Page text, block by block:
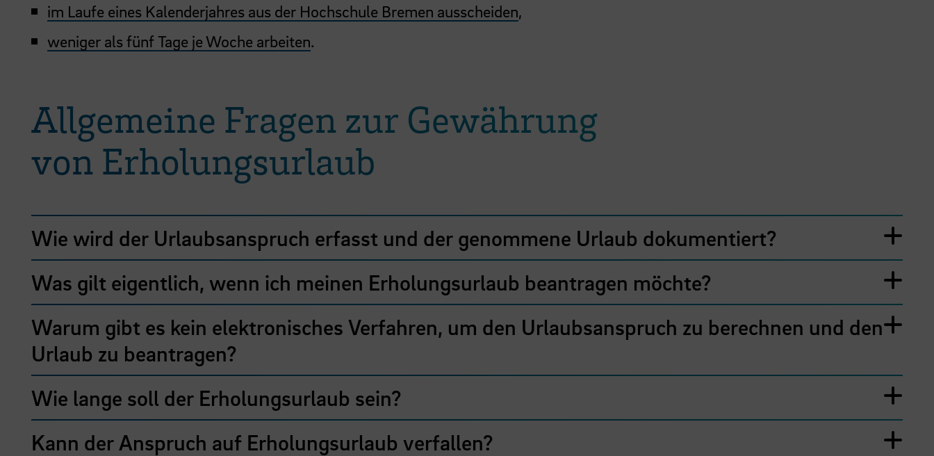
im Laufe eines Kalenderjahres aus der Hochschule Bremen ausscheiden,
weniger als fünf Tage je Woche arbeiten.
Allgemeine Fragen zur Gewährung
von Erholungsurlaub
Wie wird der Urlaubsanspruch erfasst und der genommene Urlaub dokumentiert?
Was gilt eigentlich, wenn ich meinen Erholungsurlaub beantragen möchte?
Warum gibt es kein elektronisches Verfahren, um den Urlaubsanspruch zu berechnen und den
Urlaub zu beantragen?
Wie lange soll der Erholungsurlaub sein?
Kann der Anspruch auf Erholungsurlaub verfallen?